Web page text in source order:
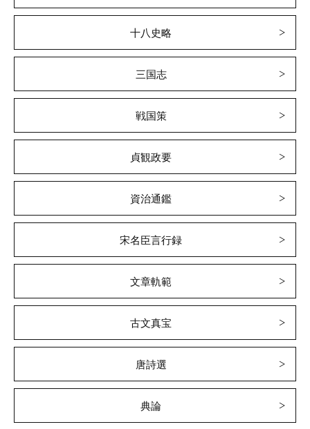
十八史略
三国志
戦国策
貞観政要
資治通鑑
宋名臣言行録
文章軌範
古文真宝
唐詩選
典論